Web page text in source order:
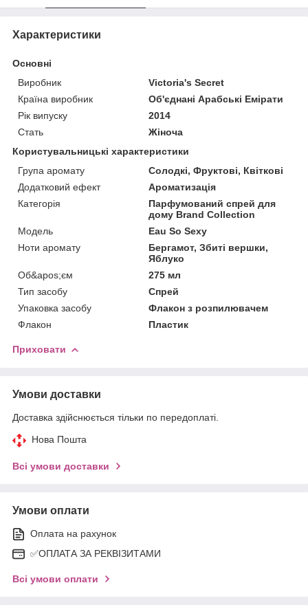
Характеристики
Основні
Виробник
Victoria's Secret
Країна виробник
Об'єднані Арабські Емірати
Рік випуску
2014
Стать
Жіноча
Користувальницькі характеристики
Група аромату
Солодкі, Фруктові, Квіткові
Додатковий ефект
Ароматизація
Категорія
Парфумований спрей для
дому Brand Collection
Мoдель
Eau So Sexy
Ноти аромату
Бергамот, Збиті вершки,
Яблуко
Об&apos;єм
275 мл
Тип засобу
Спрей
Упаковка засобу
Флакон з розпилювачем
Флакон
Пластик
Приховати
Умови доставки
Доставка здійснюється тільки по передоплаті.
Нова Пошта
Всі умови доставки
Умови оплати
Оплата на рахунок
✅ОПЛАТА ЗА РЕКВІЗИТАМИ
Всі умови оплати